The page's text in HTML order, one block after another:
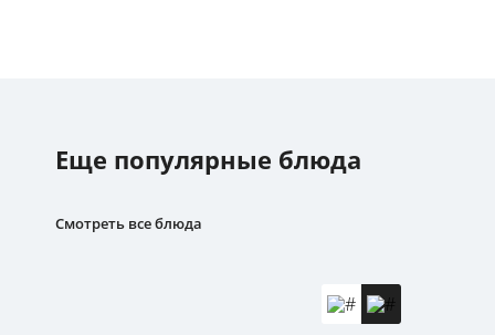
Еще популярные блюда
Смотреть все блюда